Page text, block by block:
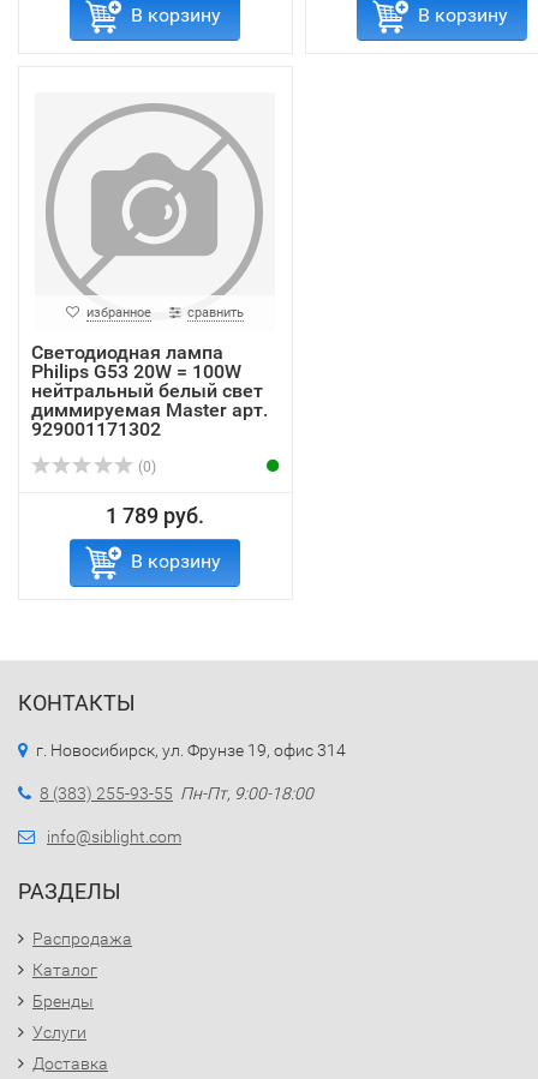
В корзину В корзину
избранное сравнить
Светодиодная лампа
Philips G53 20W = 100W
нейтральный белый свет
диммируемая Master арт.
929001171302
(0)
1 789 руб.
В корзину
КОНТАКТЫ
г. Новосибирск, ул. Фрунзе 19, офис 314
8 (383) 255-93-55 Пн-Пт, 9:00-18:00
info@siblight.com
РАЗДЕЛЫ
Распродажа
Каталог
Бренды
Услуги
Доставка